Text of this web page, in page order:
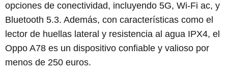
opciones de conectividad, incluyendo 5G, Wi-Fi ac, y
Bluetooth 5.3. Además, con características como el
lector de huellas lateral y resistencia al agua IPX4, el
Oppo A78 es un dispositivo confiable y valioso por
menos de 250 euros.